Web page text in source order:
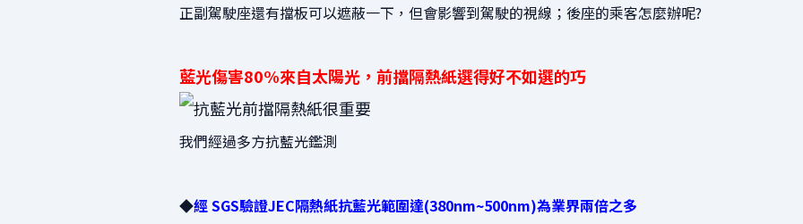
正副駕駛座還有擋板可以遮蔽一下，但會影響到駕駛的視線；後座的乘客怎麼辦呢?
藍光傷害80%來自太陽光，前擋隔熱紙選得好不如選的巧
我們經過多方抗藍光鑑測
◆經 SGS驗證JEC隔熱紙抗藍光範圍達(380nm~500nm)為業界兩倍之多